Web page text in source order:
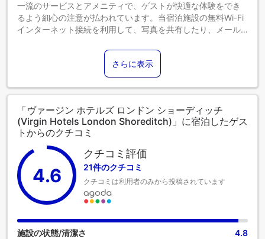
一流のサービスとアメニティで、ゲストが快適な体験をでき
るよう細心の注意が払われています。当宿泊施設の無料Wi-Fi
インターネット接続を利用して、写真を共有したり、メール
のために当宿泊施設によって提供されています。当宿泊施設
ではコンシェルジュサービスを含むフロントデスクサービス
を提供しており、快適な滞在をお約束します。必要であれ
ば、当チケットサービスでは、近隣で開催される最高級のシ
できます。 長期滞在の際や必要な時には、ランドリーサービ
スを利用して旅行着を清潔に保つことができます。 ルームサ
ービスなどの設備・サービスも充実しています。当宿泊施設
内は禁煙となっておりますのでご注意ください。限られた指
定区域では、喫煙は排他的に許可されています。最高のくつ
ろぎをお約束するため、客室は魅力的なデザインで、基本的
な生活必需品をすべて備え、楽しい滞在を演出します。 当宿
泊施設の一部客室では、便利なエアコンやリネンサービスを
利用できます。ヴァージン ホテルズ ロンドン ショーディッチ
の一部客室では、独立したリビングルームやバルコニー、テ
ラスなど、ユニークなデザインの客室があります。客室内で
さらに表示
「ヴァージン ホテルズ ロンドン ショーディッチ
(Virgin Hotels London Shoreditch)」に宿泊したゲス
トからのクチコミ
4.6
クチコミ評価
21件のクチコミ
クチコミは利用者のみから投稿されています
施設の状態/清潔さ 4.8